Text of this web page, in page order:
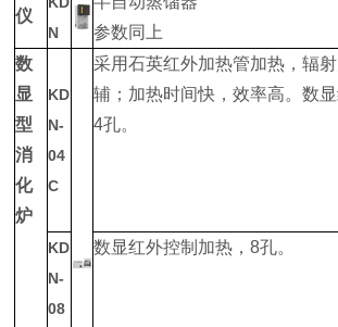
仪
N
参数同上
数
显
型
消
化
炉
KD
N-
04
C
采用石英红外加热管加热，辐
辅；加热时间快，效率高。数显
4孔。
KD
N-
08
数显红外控制加热，8孔。